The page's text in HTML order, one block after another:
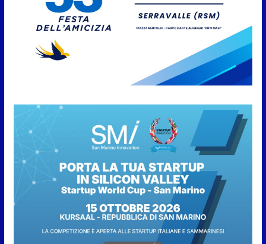
San Marino, stop agli
agricoli e vegetali fino al 15
settembre. Previste multe